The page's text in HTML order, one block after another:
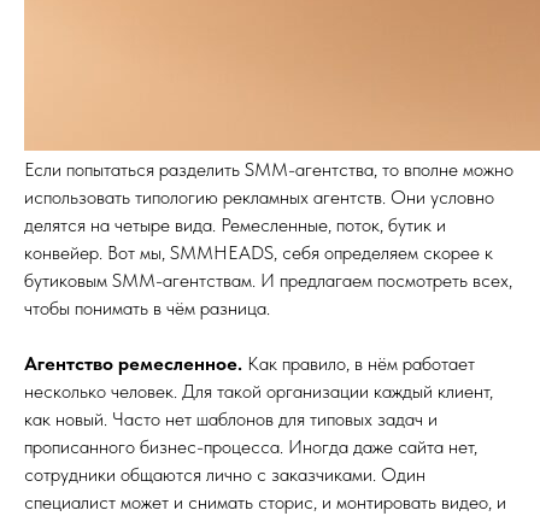
Если попытаться разделить SMM-агентства, то вполне можно
использовать типологию рекламных агентств. Они условно
делятся на четыре вида. Ремесленные, поток, бутик и
конвейер. Вот мы, SMMHEADS, себя определяем скорее к
бутиковым SMM-агентствам. И предлагаем посмотреть всех,
чтобы понимать в чём разница.
Агентство ремесленное. Как правило, в нём работает
несколько человек. Для такой организации каждый клиент,
как новый. Часто нет шаблонов для типовых задач и
прописанного бизнес-процесса. Иногда даже сайта нет,
сотрудники общаются лично с заказчиками. Один
специалист может и снимать сторис, и монтировать видео, и